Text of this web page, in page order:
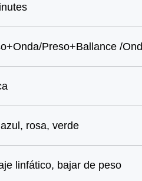
Preso+Ballance /
rosa, verde
linfático, bajar de peso